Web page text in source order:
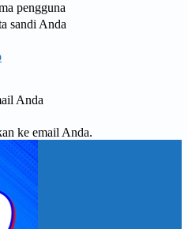
pengguna
sandi Anda
Anda
ke email Anda.